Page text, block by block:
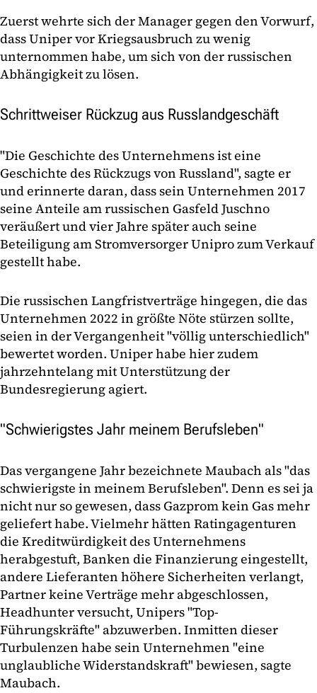
Zuerst wehrte sich der Manager gegen den Vorwurf,
dass Uniper vor Kriegsausbruch zu wenig
unternommen habe, um sich von der russischen
Abhängigkeit zu lösen.
Schrittweiser Rückzug aus Russlandgeschäft
"Die Geschichte des Unternehmens ist eine
Geschichte des Rückzugs von Russland", sagte er
und erinnerte daran, dass sein Unternehmen 2017
seine Anteile am russischen Gasfeld Juschno
veräußert und vier Jahre später auch seine
Beteiligung am Stromversorger Unipro zum Verkauf
gestellt habe.
Die russischen Langfristverträge hingegen, die das
Unternehmen 2022 in größte Nöte stürzen sollte,
seien in der Vergangenheit "völlig unterschiedlich"
bewertet worden. Uniper habe hier zudem
jahrzehntelang mit Unterstützung der
Bundesregierung agiert.
"Schwierigstes Jahr meinem Berufsleben"
Das vergangene Jahr bezeichnete Maubach als "das
schwierigste in meinem Berufsleben". Denn es sei ja
nicht nur so gewesen, dass Gazprom kein Gas mehr
geliefert habe. Vielmehr hätten Ratingagenturen
die Kreditwürdigkeit des Unternehmens
herabgestuft, Banken die Finanzierung eingestellt,
andere Lieferanten höhere Sicherheiten verlangt,
Partner keine Verträge mehr abgeschlossen,
Headhunter versucht, Unipers "Top-
Führungskräfte" abzuwerben. Inmitten dieser
Turbulenzen habe sein Unternehmen "eine
unglaubliche Widerstandskraft" bewiesen, sagte
Maubach.